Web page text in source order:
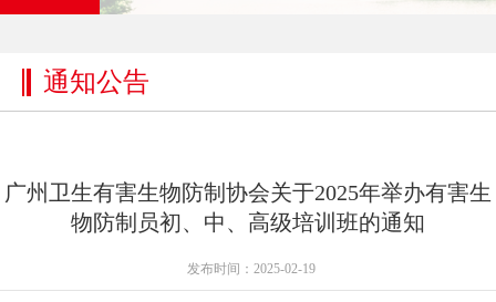
通知公告
广州卫生有害生物防制协会关于2025年举办有害生
物防制员初、中、高级培训班的通知
发布时间：2025-02-19